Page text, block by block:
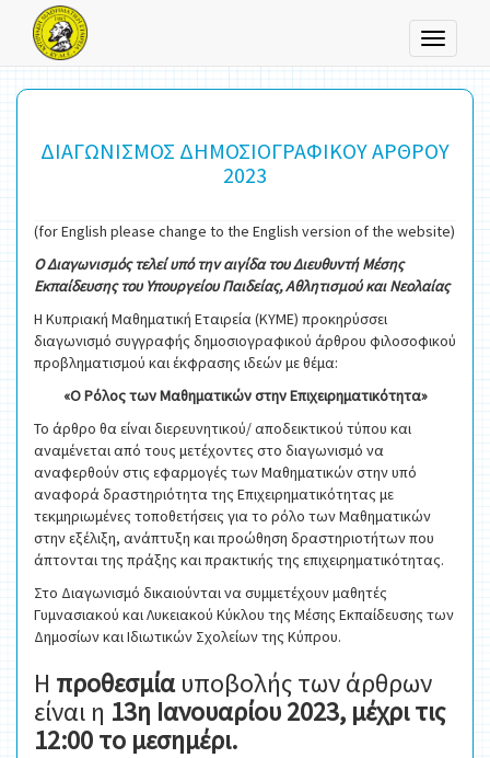
Toggle
ΔΙΑΓΩΝΙΣΜΟΣ ΔΗΜΟΣΙΟΓΡΑΦΙΚΟΥ ΑΡΘΡΟΥ
2023
(for English please change to the English version of the website)
Ο Διαγωνισμός τελεί υπό την αιγίδα του Διευθυντή Μέσης
Εκπαίδευσης του Υπουργείου Παιδείας, Αθλητισμού και Νεολαίας
Η Κυπριακή Μαθηματική Εταιρεία (ΚΥΜΕ) προκηρύσσει
διαγωνισμό συγγραφής δημοσιογραφικού άρθρου φιλοσοφικού
προβληματισμού και έκφρασης ιδεών με θέμα:
«Ο Ρόλος των Μαθηματικών στην Επιχειρηματικότητα»
Το άρθρο θα είναι διερευνητικού/ αποδεικτικού τύπου και
αναμένεται από τους μετέχοντες στο διαγωνισμό να
αναφερθούν στις εφαρμογές των Μαθηματικών στην υπό
αναφορά δραστηριότητα της Επιχειρηματικότητας με
τεκμηριωμένες τοποθετήσεις για το ρόλο των Μαθηματικών
στην εξέλιξη, ανάπτυξη και προώθηση δραστηριοτήτων που
άπτονται της πράξης και πρακτικής της επιχειρηματικότητας.
Στο Διαγωνισμό δικαιούνται να συμμετέχουν μαθητές
Γυμνασιακού και Λυκειακού Κύκλου της Μέσης Εκπαίδευσης των
Δημοσίων και Ιδιωτικών Σχολείων της Κύπρου.
Η προθεσμίαυποβολής των άρθρων
είναι η 13η Ιανουαρίου 2023, μέχρι τις
12:00 το μεσημέρι.